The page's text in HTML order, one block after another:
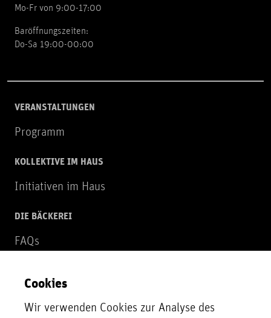
Mo-Fr von 9:00-17:00
Baröffnungszeiten:
Do-Sa 19:00-00:00
VERANSTALTUNGEN
Programm
KOLLEKTIVE IM HAUS
Initiativen im Haus
DIE BÄCKEREI
FAQs
NEWSLETTER
Zur Newsletter Anmeldung
Cookies
Wir verwenden Cookies zur Analyse des